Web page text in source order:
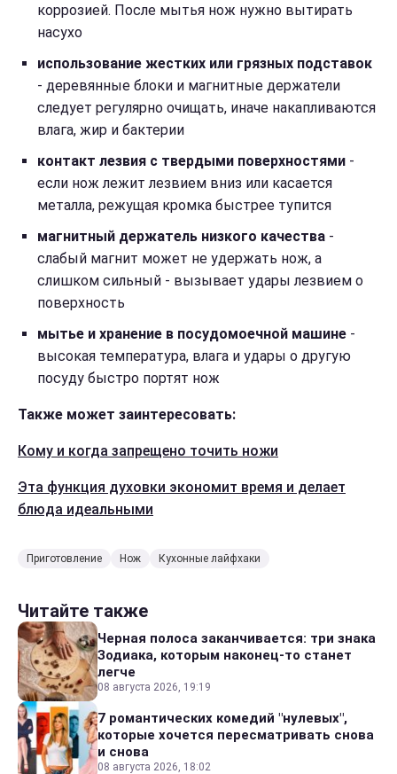
коррозией. После мытья нож нужно вытирать
насухо
использование жестких или грязных подставок
- деревянные блоки и магнитные держатели
следует регулярно очищать, иначе накапливаются
влага, жир и бактерии
контакт лезвия с твердыми поверхностями -
если нож лежит лезвием вниз или касается
металла, режущая кромка быстрее тупится
магнитный держатель низкого качества -
слабый магнит может не удержать нож, а
слишком сильный - вызывает удары лезвием о
поверхность
мытье и хранение в посудомоечной машине -
высокая температура, влага и удары о другую
посуду быстро портят нож
Также может заинтересовать:
Кому и когда запрещено точить ножи
Эта функция духовки экономит время и делает
блюда идеальными
Приготовление Нож Кухонные лайфхаки
Читайте также
Черная полоса заканчивается: три знака
Зодиака, которым наконец-то станет
легче
08 августа 2026, 19:19
7 романтических комедий "нулевых",
которые хочется пересматривать снова
и снова
08 августа 2026, 18:02